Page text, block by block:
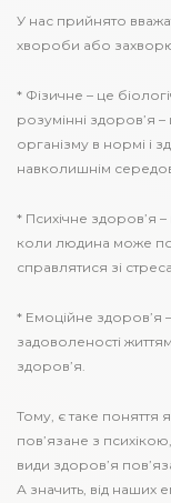
У нас прийнято
хвороби або
* Фізичне – це
розумінні здоров’я
організму в нормі і
навколишнім
* Психічне здоров’я
коли людина може
справлятися зі
* Емоційне здоров’я
задоволеності
здоров’я.
Тому, є таке поняття
пов’язане з
види здоров’я
А значить, від наших